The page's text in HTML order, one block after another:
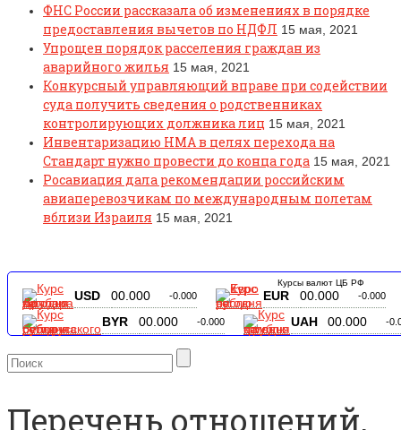
ФНС России рассказала об изменениях в порядке
предоставления вычетов по НДФЛ 15 мая, 2021
Упрощен порядок расселения граждан из
аварийного жилья 15 мая, 2021
Конкурсный управляющий вправе при содействии
суда получить сведения о родственниках
контролирующих должника лиц 15 мая, 2021
Инвентаризацию НМА в целях перехода на
Стандарт нужно провести до конца года 15 мая, 2021
Росавиация дала рекомендации российским
авиаперевозчикам по международным полетам
вблизи Израиля 15 мая, 2021
Курсы валют ЦБ РФ
USD 00.000 -0.000 EUR 00.000 -0.000
BYR 00.000 -0.000 UAH 00.000 -
Перечень отношений,